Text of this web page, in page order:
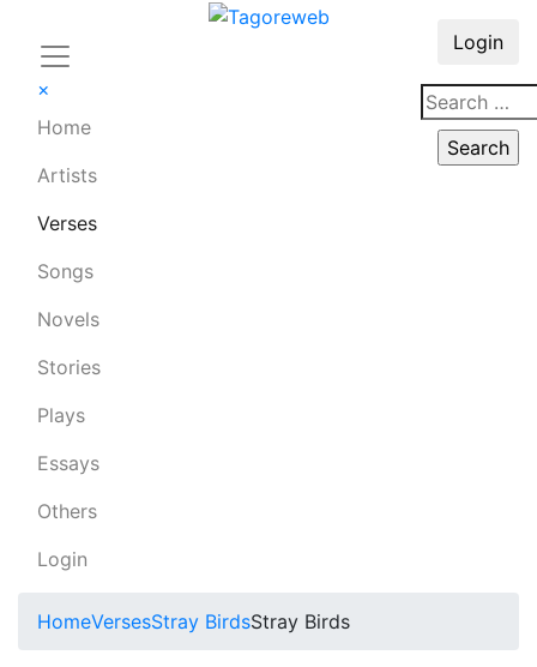
×
Home
Artists
Verses
Songs
Novels
Stories
Plays
Essays
Others
Login
Login
HomeVersesStray BirdsStray Birds